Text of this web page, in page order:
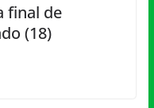
final de
(18)